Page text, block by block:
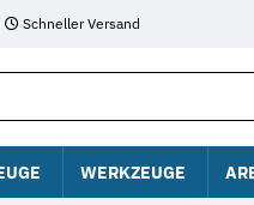
Schneller Versand
WERKZEUGE